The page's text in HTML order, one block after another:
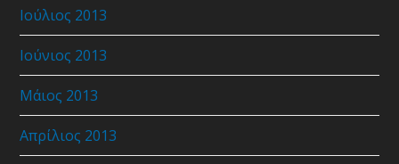
Ιούλιος 2013
Ιούνιος 2013
Μάιος 2013
Απρίλιος 2013